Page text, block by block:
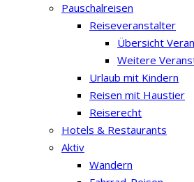
Pauschalreisen
Reiseveranstalter
Übersicht
Weitere
Urlaub mit Kindern
Reisen mit Haustier
Reiserecht
Hotels & Restaurants
Aktiv
Wandern